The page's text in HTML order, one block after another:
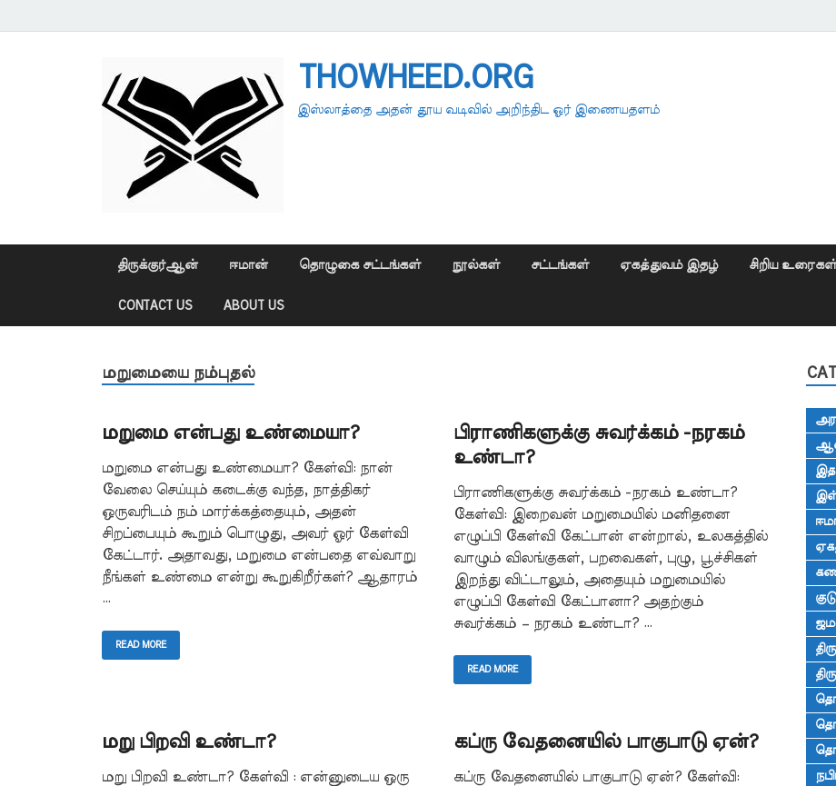
THOWHEED.ORG
இஸ்லாத்தை அதன் தூய வடிவில் அறிந்திட ஓர் இணையதளம்
திருக்குர்ஆன் ஈமான் தொழுகை சட்டங்கள் நூல்கள் சட்டங்கள் ஏகத்துவம் இதழ் சிறிய உரைகள்
CONTACT US ABOUT US
மறுமையை நம்புதல்
மறுமை என்பது உண்மையா?
மறுமை என்பது உண்மையா? கேள்வி: நான்
வேலை செய்யும் கடைக்கு வந்த, நாத்திகர்
ஒருவரிடம் நம் மார்க்கத்தையும், அதன்
சிறப்பையும் கூறும் பொழுது, அவர் ஓர் கேள்வி
கேட்டார். அதாவது, மறுமை என்பதை எவ்வாறு
நீங்கள் உண்மை என்று கூறுகிறீர்கள்? ஆதாரம்
…
READ MORE
பிராணிகளுக்கு சுவர்க்கம் -நரகம்
உண்டா?
பிராணிகளுக்கு சுவர்க்கம் -நரகம் உண்டா?
கேள்வி: இறைவன் மறுமையில் மனிதனை
எழுப்பி கேள்வி கேட்பான் என்றால், உலகத்தில்
வாழும் விலங்குகள், பறவைகள், புழு, பூச்சிகள்
இறந்து விட்டாலும், அதையும் மறுமையில்
எழுப்பி கேள்வி கேட்பானா? அதற்கும்
சுவர்க்கம் – நரகம் உண்டா? …
READ MORE
மறு பிறவி உண்டா?
மறு பிறவி உண்டா? கேள்வி : என்னுடைய ஒரு
கப்ரு வேதனையில் பாகுபாடு ஏன்?
கப்ரு வேதனையில் பாகுபாடு ஏன்? கேள்வி: